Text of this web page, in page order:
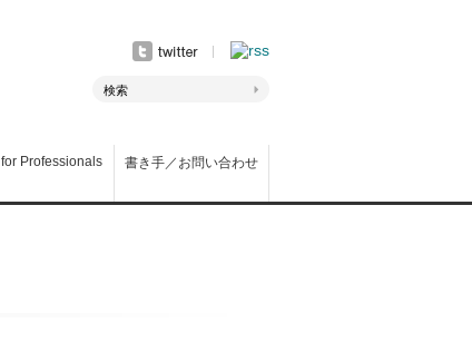
for Professionals 書き手／お問い合わせ